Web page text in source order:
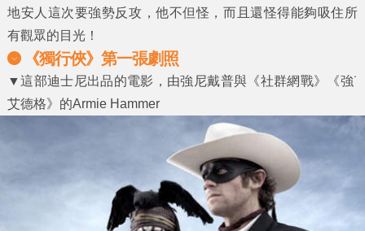
地安人這次要強勢反攻，他不但怪，而且還怪得能夠吸住所
有觀眾的目光！
《獨行俠》第一張劇照
▼這部迪士尼出品的電影，由強尼戴普與《社群網戰》《強˙
艾德格》的Armie Hammer